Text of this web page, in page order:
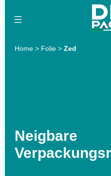
Home > Folie > Zed
Neigbare